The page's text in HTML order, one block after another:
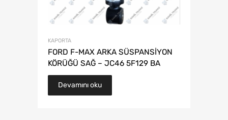
KAPORTA
FORD F-MAX ARKA SÜSPANSİYON
KÖRÜĞÜ SAĞ – JC46 5F129 BA
Devamını oku